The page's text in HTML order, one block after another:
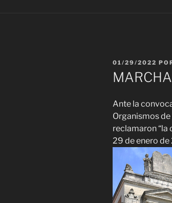
PUBLICADO
EL
01/29/2022
Ante la
Organismos
reclamaron “la
29 de enero